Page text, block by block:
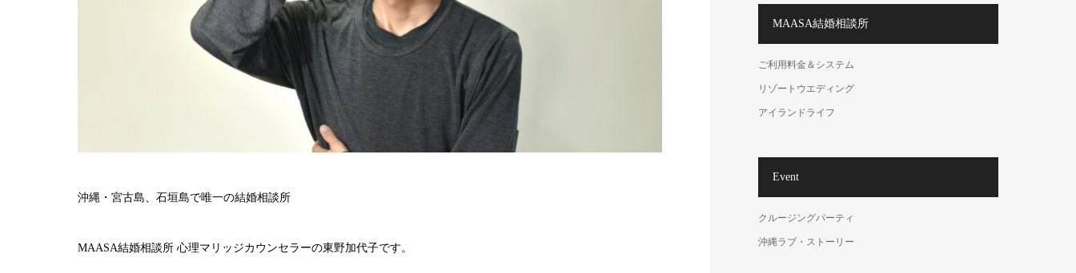
沖縄・宮古島、石垣島で唯一の結婚相談所
MAASA結婚相談所 心理マリッジカウンセラーの東野加代子です。
MAASA結婚相談所
ご利用料金＆システム
リゾートウエディング
アイランドライフ
Event
クルージングパーティ
沖縄ラブ・ストーリー